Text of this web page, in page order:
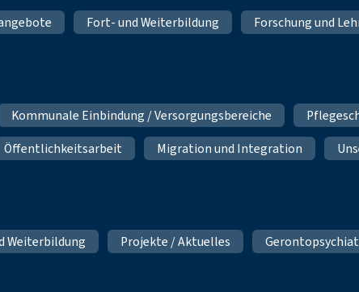
Fort- und Weiterbildung Forschung und
Kommunale Einbindung / Versorgungsbereiche
Öffentlichkeitsarbeit Migration und Integration
Weiterbildung Projekte / Aktuelles